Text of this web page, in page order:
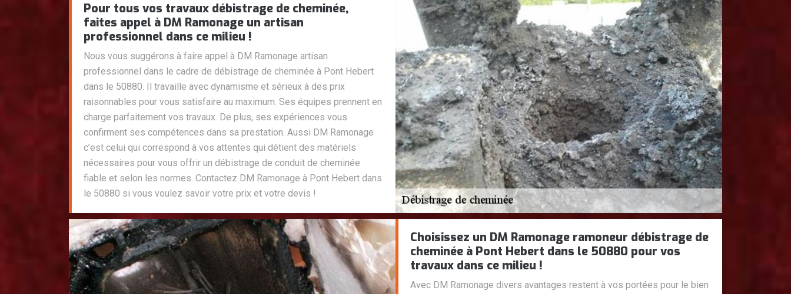
Pour tous vos travaux débistrage de cheminée,
faites appel à DM Ramonage un artisan
professionnel dans ce milieu !
Nous vous suggérons à faire appel à DM Ramonage artisan
professionnel dans le cadre de débistrage de cheminée à Pont Hebert
dans le 50880. Il travaille avec dynamisme et sérieux à des prix
raisonnables pour vous satisfaire au maximum. Ses équipes prennent en
charge parfaitement vos travaux. De plus, ses expériences vous
confirment ses compétences dans sa prestation. Aussi DM Ramonage
c’est celui qui correspond à vos attentes qui détient des matériels
nécessaires pour vous offrir un débistrage de conduit de cheminée
fiable et selon les normes. Contactez DM Ramonage à Pont Hebert dans
le 50880 si vous voulez savoir votre prix et votre devis !
Choisissez un DM Ramonage ramoneur débistrage de
cheminée à Pont Hebert dans le 50880 pour vos
travaux dans ce milieu !
Avec DM Ramonage divers avantages restent à vos portées pour le bien